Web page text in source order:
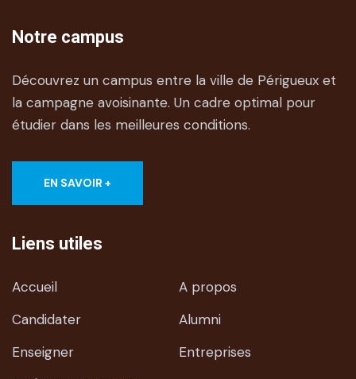
Notre campus
Découvrez un campus entre la ville de Périgueux et
la campagne avoisinante. Un cadre optimal pour
étudier dans les meilleures conditions.
EN SAVOIR +
Liens utiles
Accueil
A propos
Candidater
Alumni
Enseigner
Entreprises